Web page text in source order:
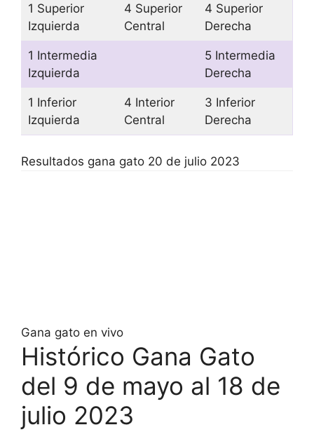
1 Superior
Izquierda
4 Superior
Central
4 Superior
Derecha
1 Intermedia
Izquierda
5 Intermedia
Derecha
1 Inferior
Izquierda
4 Interior
Central
3 Inferior
Derecha
Resultados gana gato 20 de julio 2023
Gana gato en vivo
Histórico Gana Gato
del 9 de mayo al 18 de
julio 2023